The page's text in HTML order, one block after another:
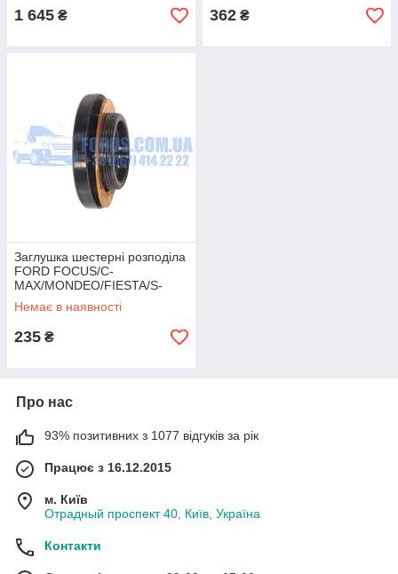
1 645 ₴ 362 ₴
Заглушка шестерні розподіла
FORD FOCUS/C-
MAX/MONDEO/FIESTA/S-
MAX/ESCAPE MEGA
Немає в наявності
235 ₴
Про нас
93% позитивних з 1077 відгуків за рік
Працює з 16.12.2015
м. Київ
Отрадный проспект 40, Київ, Україна
Контакти